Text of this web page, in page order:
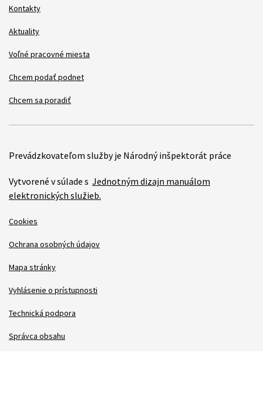
Kontakty
Aktuality
Voľné pracovné miesta
Chcem podať podnet
Chcem sa poradiť
Prevádzkovateľom služby je Národný inšpektorát práce
Vytvorené v súlade s Jednotným dizajn manuálom
elektronických služieb.
Cookies
Ochrana osobných údajov
Mapa stránky
Vyhlásenie o prístupnosti
Technická podpora
Správca obsahu